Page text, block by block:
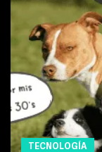
TECNOLOGÍA